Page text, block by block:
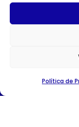
Política de